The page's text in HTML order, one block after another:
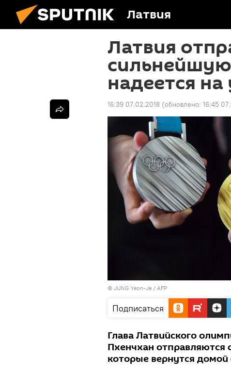
Латвия
Латвия
надеется на
16:39 07.02.2018 (обновлено: 16:45
© JUNG Yeon-Je / AFP
Подписаться
Глава Латвийского
Пхенчхан отправляются
которые вернутся